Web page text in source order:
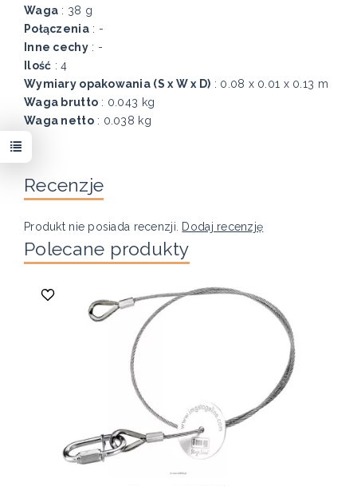
Waga : 38 g
Połączenia: -
Inne cechy: -
Ilość : 4
Wymiary opakowania (S x W x D) : 0.08 x 0.01 x 0.13 m
Waga brutto : 0.043 kg
Waga netto: 0.038 kg
Recenzje
Produkt nie posiada recenzji. Dodaj recenzję
Polecane produkty